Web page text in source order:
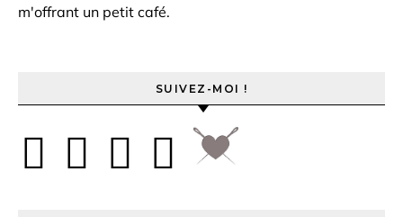
m'offrant un petit café.
SUIVEZ-MOI !